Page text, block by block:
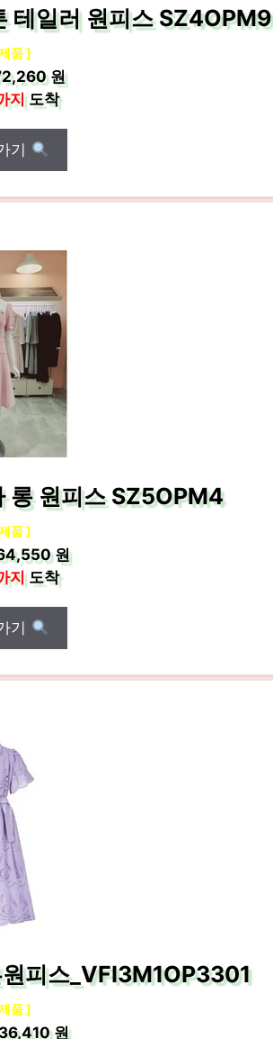
테일러 원피스 SZ4OPM9
품 ]
원
지도착
기
롱 원피스 SZ5OPM4
품 ]
원
지도착
기
피스_VFI3M1OP3301
품 ]
36,410 원